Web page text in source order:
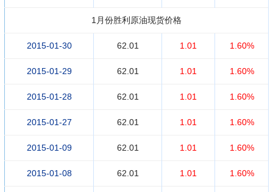
1月份胜利原油现货价格
2015-01-30 62.01 1.01 1.60%
2015-01-29 62.01 1.01 1.60%
2015-01-28 62.01 1.01 1.60%
2015-01-27 62.01 1.01 1.60%
2015-01-09 62.01 1.01 1.60%
2015-01-08 62.01 1.01 1.60%